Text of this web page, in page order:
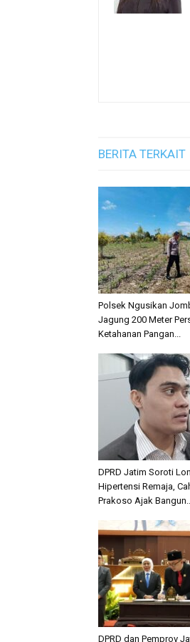
BERITA TERKAIT
Polsek Ngusikan
Jagung 200 Meter
Ketahanan Pangan...
DPRD Jatim Soroti
Hipertensi Remaja,
Prakoso Ajak
DPRD dan Pemprov